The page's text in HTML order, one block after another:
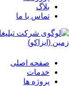
بلاگ
تماس با ما
صفحه اصلی
خدمات
پروژه ها